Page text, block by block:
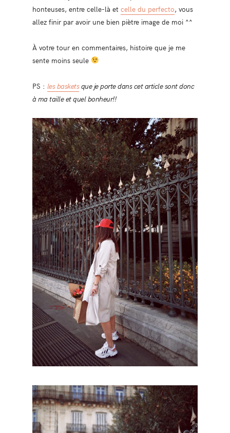
honteuses, entre celle-là et celle du perfecto, vous
allez finir par avoir une bien piètre image de moi ^^
À votre tour en commentaires, histoire que je me
sente moins seule
PS : les basketsque je porte dans cet article sont donc
à ma taille et quel bonheur!!